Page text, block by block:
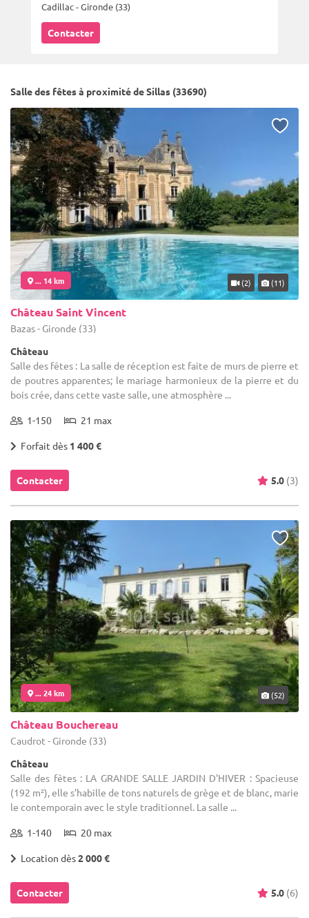
Cadillac - Gironde (33)
Contacter
Salle des fêtes à proximité de Sillas (33690)
... 14 km (2) (11)
Château Saint Vincent
Bazas - Gironde (33)
Château
Salle des fêtes : La salle de réception est faite de murs de pierre et
de poutres apparentes; le mariage harmonieux de la pierre et du
bois crée, dans cette vaste salle, une atmosphère ...
1-150 21 max
Forfait dès 1 400 €
Contacter 5.0 (3)
... 24 km (52)
Château Bouchereau
Caudrot - Gironde (33)
Château
Salle des fêtes : LA GRANDE SALLE JARDIN D'HIVER : Spacieuse
(192 m²), elle s’habille de tons naturels de grège et de blanc, marie
le contemporain avec le style traditionnel. La salle ...
1-140 20 max
Location dès2 000 €
Contacter 5.0 (6)